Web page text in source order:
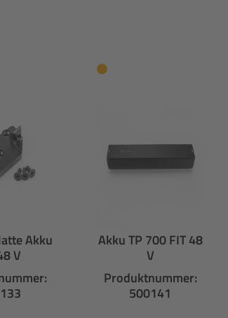
Akku
V
Akku TP 700 FIT 48
V
Produktnummer:
500141